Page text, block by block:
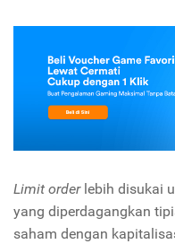
Limit orderlebih disukai
yang diperdagangkan
saham dengan